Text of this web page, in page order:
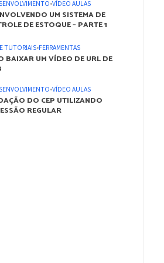
•VÍDEO AULAS
UM SISTEMA DE
DE ESTOQUE – PARTE 1
TUTORIAIS•FERRAMENTAS
BAIXAR UM VÍDEO DE URL DE
•VÍDEO AULAS
DO CEP UTILIZANDO
REGULAR